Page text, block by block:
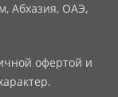
Абхазия, ОАЭ,
офертой и